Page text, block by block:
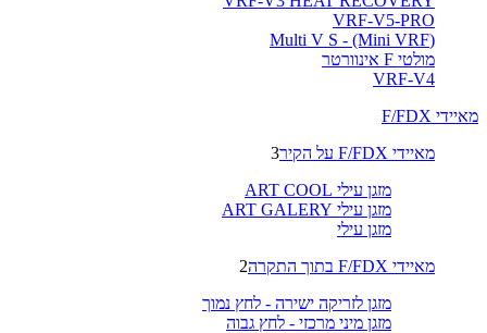
VRF-V5-PRO
(Multi V S - (Mini VRF
מולטי F אינוורטר
VRF-V4
מאיידי F/FDX
מאיידי F/FDX על הקיר
3
מזגן עילי ART COOL
מזגן עילי ART GALERY
מזגן עילי
מאיידי F/FDX בתוך התקרה
2
מזגן לזריקה ישירה - לחץ נמוך
מזגן מיני מרכזי - לחץ גבוה